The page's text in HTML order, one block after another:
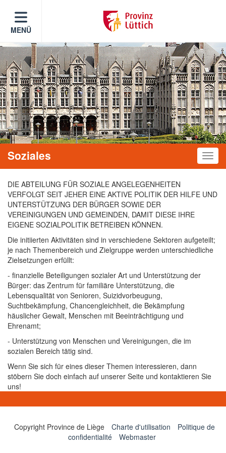
MENÜ
Soziales
DIE ABTEILUNG FÜR SOZIALE ANGELEGENHEITEN
VERFOLGT SEIT JEHER EINE AKTIVE POLITIK DER HILFE UND
UNTERSTÜTZUNG DER BÜRGER SOWIE DER
VEREINIGUNGEN UND GEMEINDEN, DAMIT DIESE IHRE
EIGENE SOZIALPOLITIK BETREIBEN KÖNNEN.
Die initiierten Aktivitäten sind in verschiedene Sektoren aufgeteilt;
je nach Themenbereich und Zielgruppe werden unterschiedliche
Zielsetzungen erfüllt:
- finanzielle Beteiligungen sozialer Art und Unterstützung der
Bürger: das Zentrum für familiäre Unterstützung, die
Lebensqualität von Senioren, Suizidvorbeugung,
Suchtbekämpfung, Chancengleichheit, die Bekämpfung
häuslicher Gewalt, Menschen mit Beeinträchtigung und
Ehrenamt;
- Unterstützung von Menschen und Vereinigungen, die im
sozialen Bereich tätig sind.
Wenn Sie sich für eines dieser Themen interessieren, dann
stöbern Sie doch einfach auf unserer Seite und kontaktieren Sie
uns!
Copyright Province de Liège Charte d'utilisation
Politique de
confidentialité
Webmaster